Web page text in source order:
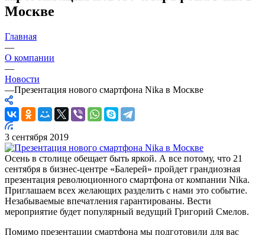
Москве
Главная
—
О компании
—
Новости
—Презентация нового смартфона Nika в Москве
3 сентября 2019
Осень в столице обещает быть яркой. А все потому, что 21
сентября в бизнес-центре «Балерей» пройдет грандиозная
презентация революционного смартфона от компании Nika.
Приглашаем всех желающих разделить с нами это событие.
Незабываемые впечатления гарантированы. Вести
мероприятие будет популярный ведущий Григорий Смелов.
Помимо презентации смартфона мы подготовили для вас